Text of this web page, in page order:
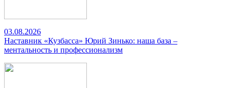
03.08.2026
Наставник «Кузбасса» Юрий Зинько: наша база –
ментальность и профессионализм